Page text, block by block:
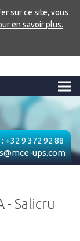
sur ce site, vous
en savoir plus.
:+32 9 372 92 88
ups.com
- Salicru